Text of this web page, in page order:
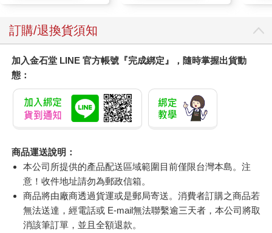
訂購/退換貨須知
加入金石堂 LINE 官方帳號『完成綁定』，隨時掌握出貨動
態：
商品運送說明：
本公司所提供的產品配送區域範圍目前僅限台灣本島。注
意！收件地址請勿為郵政信箱。
商品將由廠商透過貨運或是郵局寄送。消費者訂購之商品若
無法送達，經電話或 E-mail無法聯繫逾三天者，本公司將取
消該筆訂單，並且全額退款。